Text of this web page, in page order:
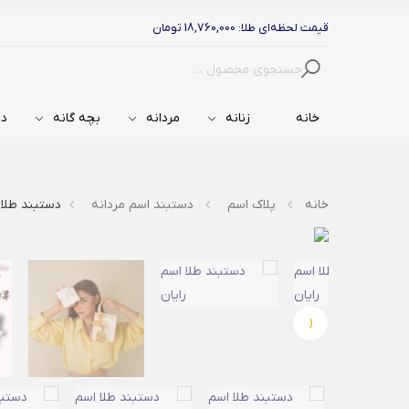
قیمت لحظه‌ای طلا: 18,760,000 تومان
جستجو
خانه زنانه مردانه بچه گانه
خانه پلاک اسم دستبند اسم مردانه دستبند
‹